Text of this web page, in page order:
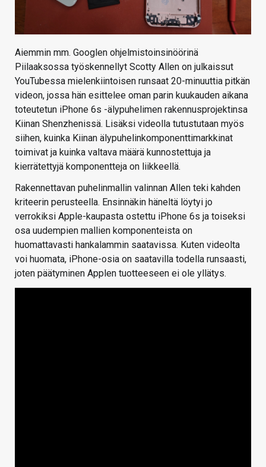
Aiemmin mm. Googlen ohjelmistoinsinöörinä
Piilaaksossa työskennellyt Scotty Allen on julkaissut
YouTubessa mielenkiintoisen runsaat 20-minuuttia pitkän
videon, jossa hän esittelee oman parin kuukauden aikana
toteutetun iPhone 6s -älypuhelimen rakennusprojektinsa
Kiinan Shenzhenissä. Lisäksi videolla tutustutaan myös
siihen, kuinka Kiinan älypuhelinkomponenttimarkkinat
toimivat ja kuinka valtava määrä kunnostettuja ja
kierrätettyjä komponentteja on liikkeellä.
Rakennettavan puhelinmallin valinnan Allen teki kahden
kriteerin perusteella. Ensinnäkin häneltä löytyi jo
verrokiksi Apple-kaupasta ostettu iPhone 6s ja toiseksi
osa uudempien mallien komponenteista on
huomattavasti hankalammin saatavissa. Kuten videolta
voi huomata, iPhone-osia on saatavilla todella runsaasti,
joten päätyminen Applen tuotteeseen ei ole yllätys.